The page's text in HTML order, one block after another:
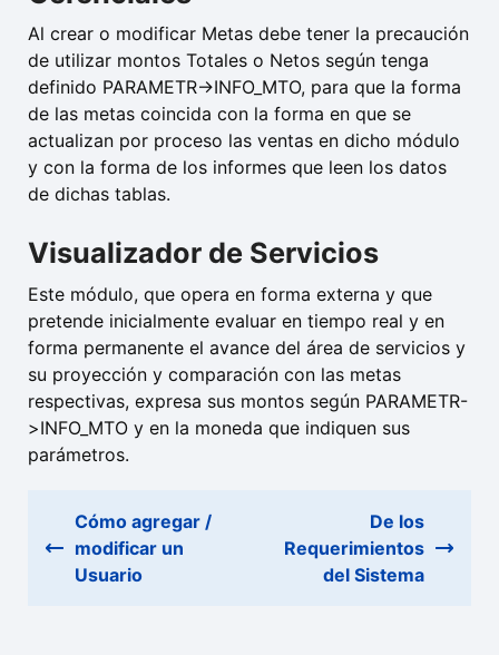
Al crear o modificar Metas debe tener la precaución
de utilizar montos Totales o Netos según tenga
definido PARAMETR->INFO_MTO, para que la forma
de las metas coincida con la forma en que se
actualizan por proceso las ventas en dicho módulo
y con la forma de los informes que leen los datos
de dichas tablas.
Visualizador de Servicios
Este módulo, que opera en forma externa y que
pretende inicialmente evaluar en tiempo real y en
forma permanente el avance del área de servicios y
su proyección y comparación con las metas
respectivas, expresa sus montos según PARAMETR-
>INFO_MTO y en la moneda que indiquen sus
parámetros.
Cómo agregar /
modificar un
Usuario
De los
Requerimientos
del Sistema